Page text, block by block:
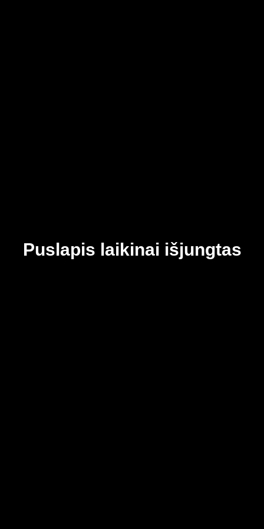
Puslapis laikinai išjungtas